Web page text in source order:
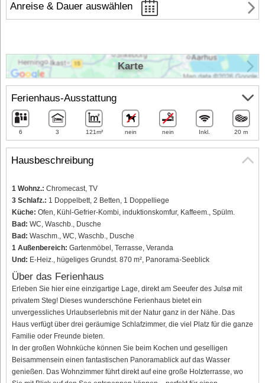
Anreise & Dauer auswählen
Hausbeschreibung
1 Wohnz.: Chromecast, TV
3 Schlafz.: 1 Doppelbett, 2 Betten, 1 Doppelliege
Küche: Ofen, Kühl-Gefrier-Kombi, induktionskomfur, Kaffeem., Spülm.
Bad: WC, Waschb., Dusche
Bad: Waschm., WC, Waschb., Dusche
1 Außenbereich: Gartenmöbel, Terrasse, Veranda
Und: E-Heiz., hügeliges Grundst. 870 m², Panorama-Seeblick
Über das Ferienhaus
Erleben Sie hier eine einzigartige Lage, direkt am Seeufer des Julsø mit
privatem Steg! Dieses wunderschöne Ferienhaus bietet ein
unvergessliches Urlaubserlebnis mit der Natur ganz in der Nähe. Das
Haus verfügt über drei geräumige Schlafzimmer, die viel Platz für die ganze
Familie oder Freunde bieten.
In der großen Wohnküche können Sie beim Kochen und geselligen
Beisammensein einen fantastischen Panoramablick auf das Wasser
genießen. Das Wohnzimmer führt direkt auf eine große Holzterrasse, wo
Ferienhaus-Ausstattung
6 3 121m² nein nein Inkl. 20 m
Karte